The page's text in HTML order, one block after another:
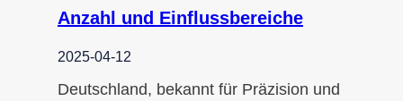
Anzahl und Einflussbereiche
2025-04-12
Deutschland, bekannt für Präzision und